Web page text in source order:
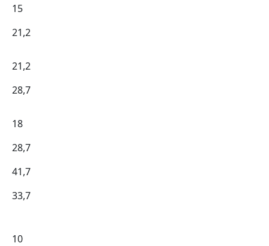
15
21,2
21,2
28,7
18
28,7
41,7
33,7
10